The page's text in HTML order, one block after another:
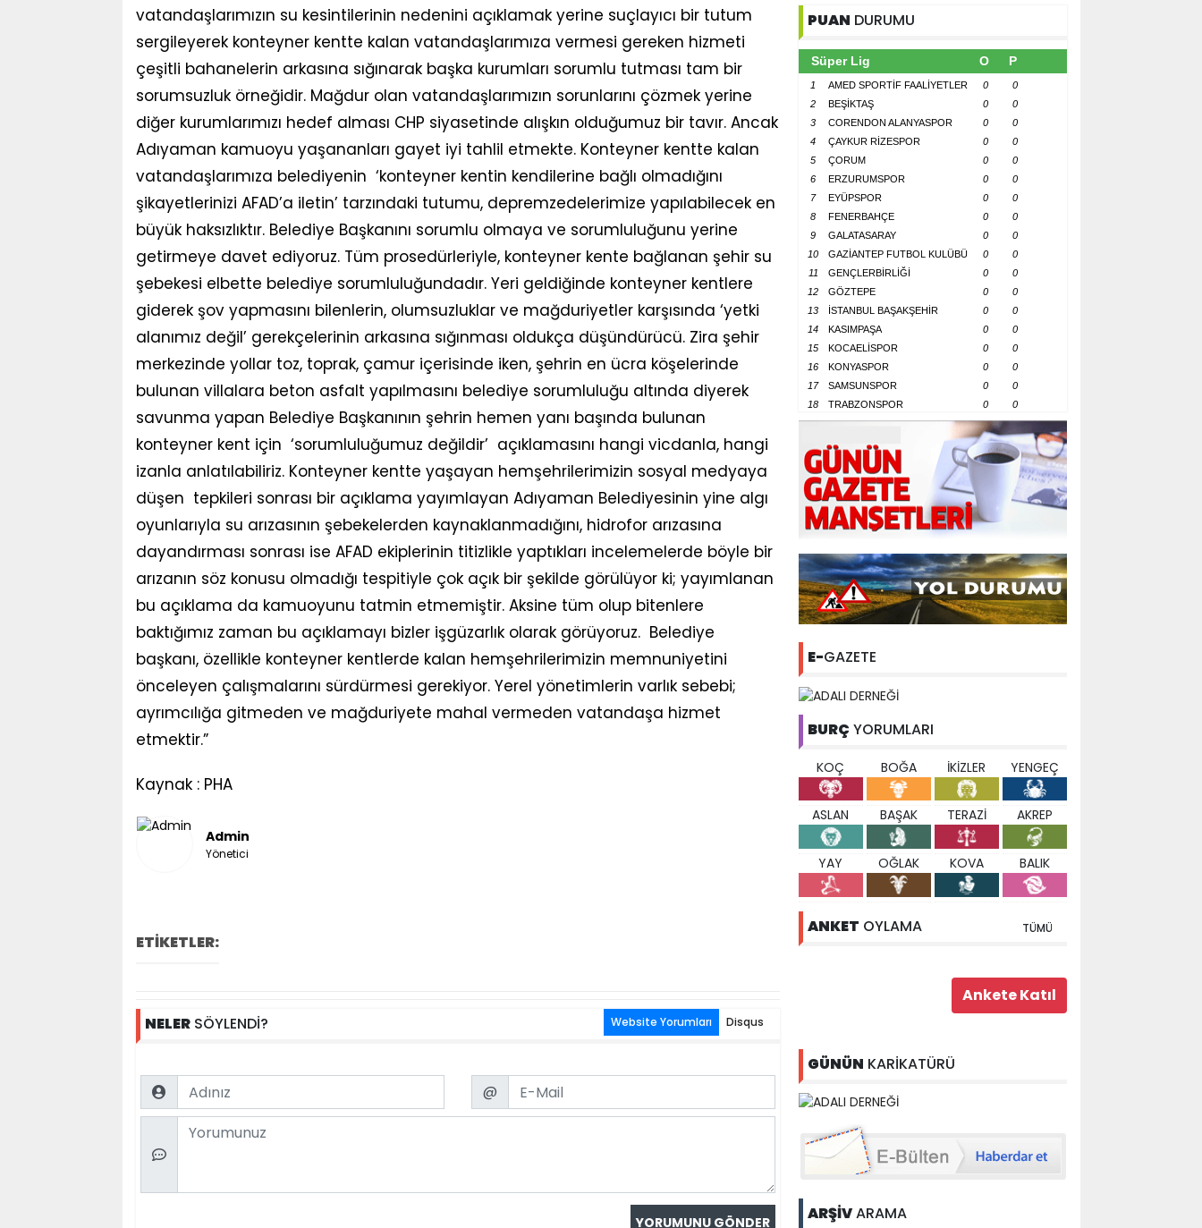
vatandaşlarımızın su kesintilerinin nedenini açıklamak yerine suçlayıcı bir tutum
sergileyerek konteyner kentte kalan vatandaşlarımıza vermesi gereken hizmeti
çeşitli bahanelerin arkasına sığınarak başka kurumları sorumlu tutması tam bir
sorumsuzluk örneğidir. Mağdur olan vatandaşlarımızın sorunlarını çözmek yerine
diğer kurumlarımızı hedef alması CHP siyasetinde alışkın olduğumuz bir tavır. Ancak
Adıyaman kamuoyu yaşananları gayet iyi tahlil etmekte. Konteyner kentte kalan
vatandaşlarımıza belediyenin ‘konteyner kentin kendilerine bağlı olmadığını
şikayetlerinizi AFAD’a iletin’ tarzındaki tutumu, depremzedelerimize yapılabilecek en
büyük haksızlıktır. Belediye Başkanını sorumlu olmaya ve sorumluluğunu yerine
getirmeye davet ediyoruz. Tüm prosedürleriyle, konteyner kente bağlanan şehir su
şebekesi elbette belediye sorumluluğundadır. Yeri geldiğinde konteyner kentlere
giderek şov yapmasını bilenlerin, olumsuzluklar ve mağduriyetler karşısında ‘yetki
alanımız değil’ gerekçelerinin arkasına sığınması oldukça düşündürücü. Zira şehir
merkezinde yollar toz, toprak, çamur içerisinde iken, şehrin en ücra köşelerinde
bulunan villalara beton asfalt yapılmasını belediye sorumluluğu altında diyerek
savunma yapan Belediye Başkanının şehrin hemen yanı başında bulunan
konteyner kent için ‘sorumluluğumuz değildir’ açıklamasını hangi vicdanla, hangi
izanla anlatılabiliriz. Konteyner kentte yaşayan hemşehrilerimizin sosyal medyaya
düşen tepkileri sonrası bir açıklama yayımlayan Adıyaman Belediyesinin yine algı
oyunlarıyla su arızasının şebekelerden kaynaklanmadığını, hidrofor arızasına
dayandırması sonrası ise AFAD ekiplerinin titizlikle yaptıkları incelemelerde böyle bir
arızanın söz konusu olmadığı tespitiyle çok açık bir şekilde görülüyor ki; yayımlanan
bu açıklama da kamuoyunu tatmin etmemiştir. Aksine tüm olup bitenlere
baktığımız zaman bu açıklamayı bizler işgüzarlık olarak görüyoruz. Belediye
başkanı, özellikle konteyner kentlerde kalan hemşehrilerimizin memnuniyetini
önceleyen çalışmalarını sürdürmesi gerekiyor. Yerel yönetimlerin varlık sebebi;
ayrımcılığa gitmeden ve mağduriyete mahal vermeden vatandaşa hizmet
etmektir.”
Kaynak : PHA
Admin
Yönetici
ETİKETLER:
NELERSÖYLENDİ? Website Yorumları Disqus
Name Email
@
Comment
PUAN DURUMU
Süper Lig O P
1 AMED SPORTİF FAALİYETLER 0
0
2
BEŞİKTAŞ 0
0
3
CORENDON ALANYASPOR 0
0
4
ÇAYKUR RİZESPOR 0
0
5
ÇORUM 0
0
6
ERZURUMSPOR 0
0
7
EYÜPSPOR 0
0
8
FENERBAHÇE 0
0
9
GALATASARAY 0
0
10
GAZİANTEP FUTBOL KULÜBÜ 0
0
11
GENÇLERBİRLİĞİ 0
0
12
GÖZTEPE 0
0
13
İSTANBUL BAŞAKŞEHİR 0
0
14
KASIMPAŞA 0
0
15
KOCAELİSPOR 0
0
16
KONYASPOR 0
0
17
SAMSUNSPOR 0
0
18
TRABZONSPOR 0 0
E-GAZETE
BURÇ YORUMLARI
KOÇ BOĞA İKİZLER YENGEÇ
ASLAN BAŞAK TERAZİ AKREP
YAY OĞLAK KOVA BALIK
ANKET OYLAMA TÜMÜ
GÜNÜN KARİKATÜRÜ
ARŞİVARAMA